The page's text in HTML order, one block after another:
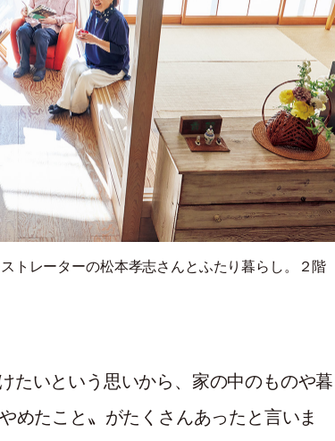
トレーターの松本孝志さんとふたり暮らし。２階
たいという思いから、家の中のものや暮
めたこと〟がたくさんあったと言いま